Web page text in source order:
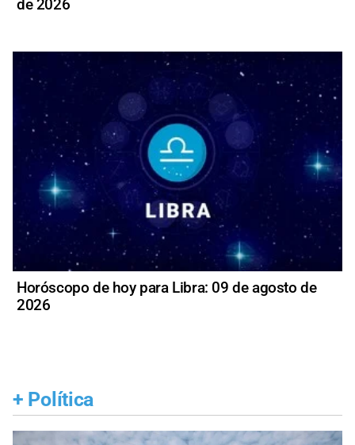
de 2026
Horóscopo de hoy para Libra: 09 de agosto de
2026
+ Política